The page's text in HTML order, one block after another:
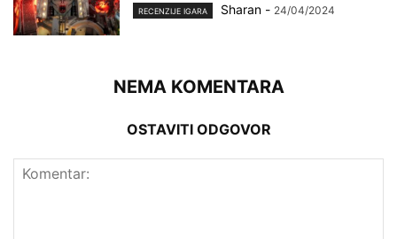
RECENZIJE IGARA Sharan - 24/04/2024
NEMA KOMENTARA
OSTAVITI ODGOVOR